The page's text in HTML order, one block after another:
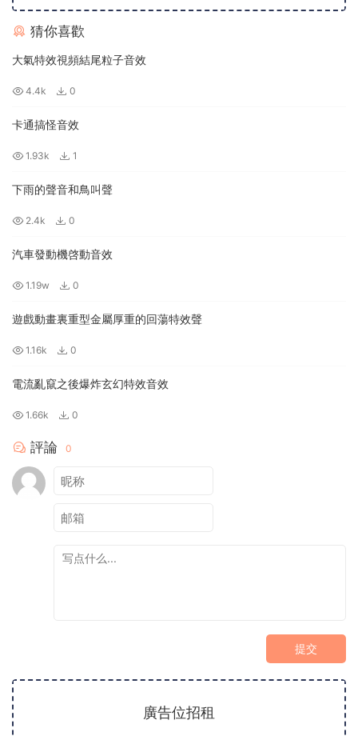
猜你喜歡
大氣特效視頻結尾粒子音效
4.4k 0
卡通搞怪音效
1.93k 1
下雨的聲音和鳥叫聲
2.4k 0
汽車發動機啓動音效
1.19w 0
遊戲動畫裏重型金屬厚重的回蕩特效聲
1.16k 0
電流亂竄之後爆炸玄幻特效音效
1.66k 0
評論 0
提交
廣告位招租